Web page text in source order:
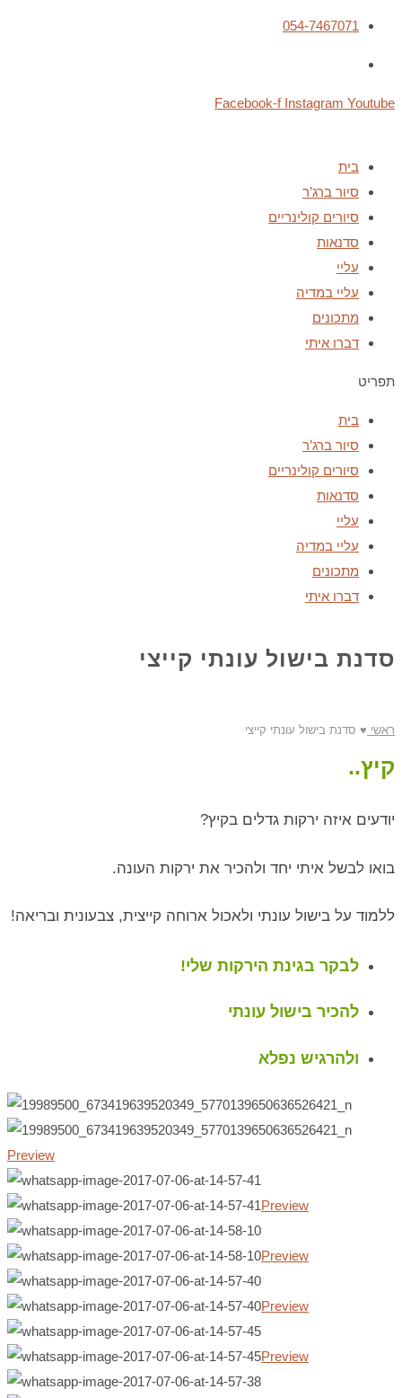
054-7467071
Facebook-f Instagram Youtube
בית
סיור ברג’ר
סיורים קולינריים
סדנאות
עליי
עליי במדיה
מתכונים
דברו איתי
תפריט
בית
סיור ברג’ר
סיורים קולינריים
סדנאות
עליי
עליי במדיה
מתכונים
דברו איתי
סדנת בישול עונתי קייצי
ראשי ♥ סדנת בישול עונתי קייצי
קיץ..
יודעים איזה ירקות גדלים בקיץ?
בואו לבשל איתי יחד ולהכיר את ירקות העונה.
ללמוד על בישול עונתי ולאכול ארוחה קייצית, צבעונית ובריאה!
לבקר בגינת הירקות שלי!
להכיר בישול עונתי
ולהרגיש נפלא
Preview
Preview
Preview
Preview
Preview